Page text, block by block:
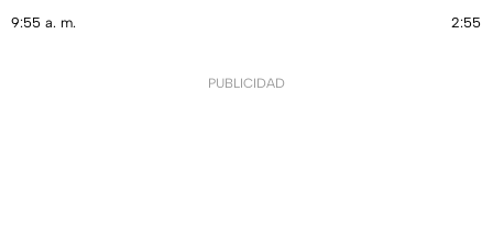
9:55 a. m. 2:55
PUBLICIDAD